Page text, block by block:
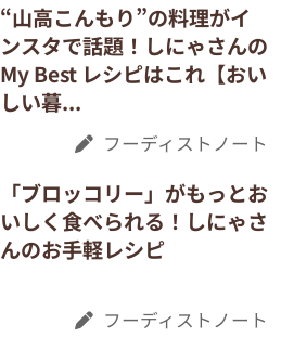
“山高こんもり”の料理がイ
ンスタで話題！しにゃさんの
My Best レシピはこれ【おい
しい暮...
フーディストノート
「ブロッコリー」がもっとお
いしく食べられる！しにゃさ
んのお手軽レシピ
フーディストノート